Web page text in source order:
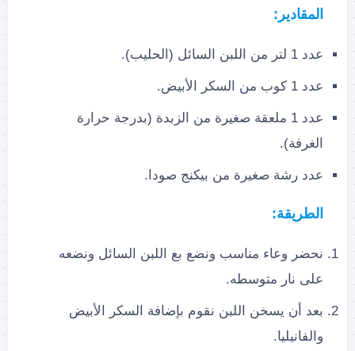
المقادير:
عدد 1 لتر من اللبن السائل (الحليب).
عدد 1 كوب من السكر الأبيض.
عدد 1 ملعقة صغيرة من الزبدة (بدرجة حرارة
الغرفة).
عدد رشة صغيرة من بيكنج صودا.
الطريقة:
نحضر وعاء مناسب ونضع بع اللبن السائل ونضعه
على نار متوسطه.
بعد أن يسخن اللبن نقوم بإضافة السكر الأبيض
والفانيليا.